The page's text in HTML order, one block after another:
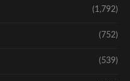
(1,792)
(752)
(539)